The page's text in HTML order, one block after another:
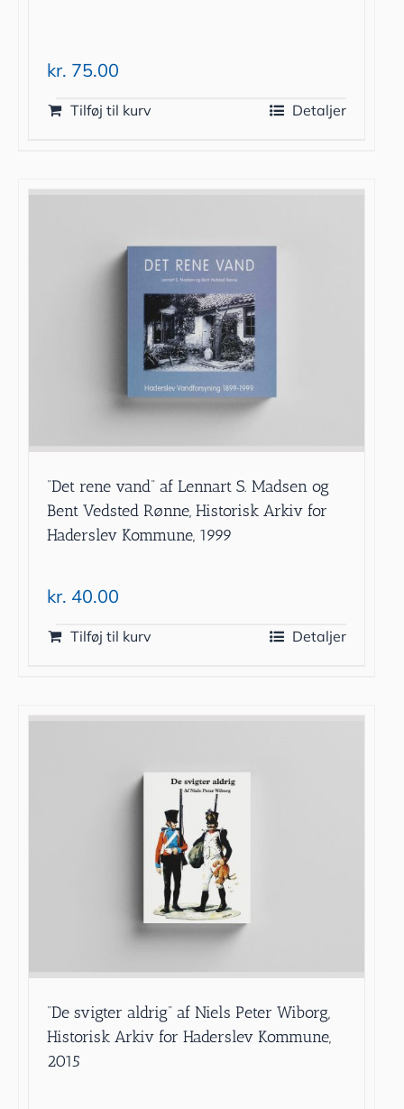
kr. 75.00
Tilføj til kurv Detaljer
”Det rene vand” af Lennart S. Madsen og
Bent Vedsted Rønne, Historisk Arkiv for
Haderslev Kommune, 1999
kr. 40.00
Tilføj til kurv Detaljer
”De svigter aldrig” af Niels Peter Wiborg,
Historisk Arkiv for Haderslev Kommune,
2015